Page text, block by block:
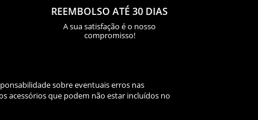
REEMBOLSO ATÉ 30 DIAS
A sua satisfação é o nosso
compromisso!
sobre eventuais erros nas
acessórios que podem não estar incluídos no